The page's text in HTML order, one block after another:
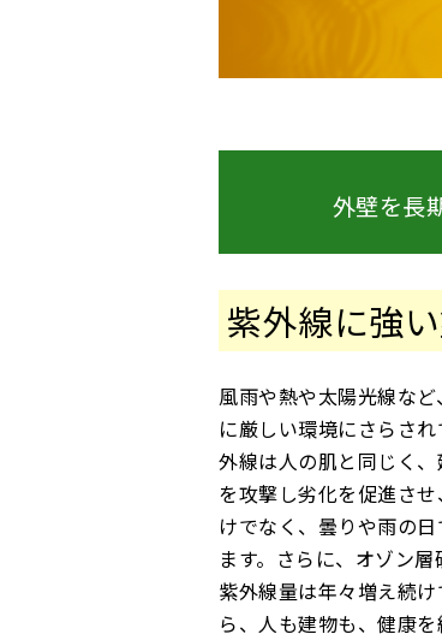
外壁を長
紫外線に強
風雨や熱や太陽光線な
に厳しい環境にさらさ
外線は人の肌と同じく
を攻撃し劣化を促進さ
けでなく、曇りや雨の
ます。さらに、オゾン
紫外線量は年々増え続
ら、人も建物も、健康